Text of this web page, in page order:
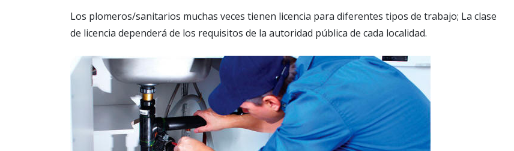
Los plomeros/sanitarios muchas veces tienen licencia para diferentes tipos de trabajo; La clase
de licencia dependerá de los requisitos de la autoridad pública de cada localidad.